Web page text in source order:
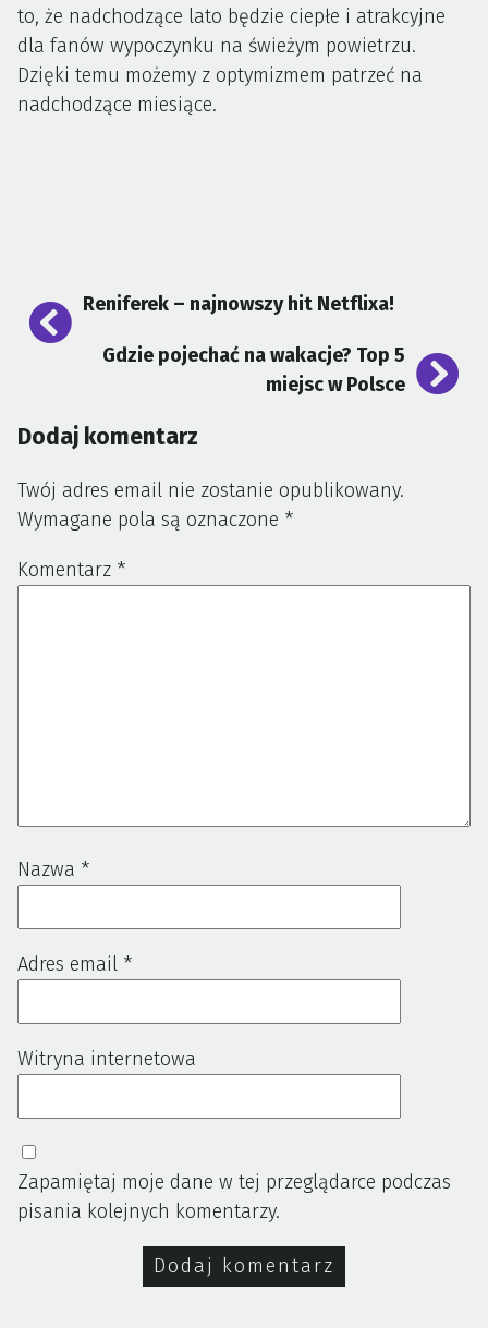
to, że nadchodzące lato będzie ciepłe i atrakcyjne
dla fanów wypoczynku na świeżym powietrzu.
Dzięki temu możemy z optymizmem patrzeć na
nadchodzące miesiące.
Nawigacja
wpisu
Reniferek – najnowszy hit Netflixa!
Gdzie pojechać na wakacje? Top 5
miejsc w Polsce
Dodaj komentarz
Twój adres email nie zostanie opublikowany.
Wymagane pola są oznaczone *
Komentarz *
Nazwa *
Adres email *
Witryna internetowa
Zapamiętaj moje dane w tej przeglądarce podczas
pisania kolejnych komentarzy.